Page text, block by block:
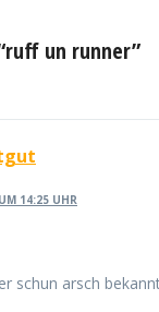
un runner”
14:25 UHR
schun arsch